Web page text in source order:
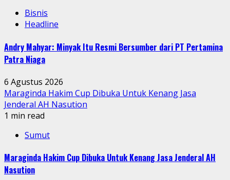
Bisnis
Headline
Andry Mahyar: Minyak Itu Resmi Bersumber dari PT Pertamina
Patra Niaga
6 Agustus 2026
Maraginda Hakim Cup Dibuka Untuk Kenang Jasa
Jenderal AH Nasution
1 min read
Sumut
Maraginda Hakim Cup Dibuka Untuk Kenang Jasa Jenderal AH
Nasution